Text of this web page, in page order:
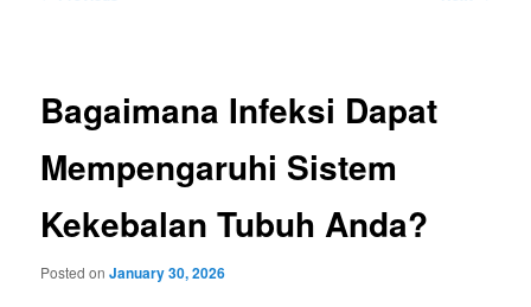
Bagaimana Infeksi Dapat
Mempengaruhi Sistem
Kekebalan Tubuh Anda?
Posted onJanuary 30, 2026